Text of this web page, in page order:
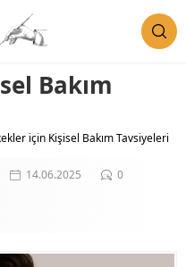
Bakım
için Kişisel Bakım Tavsiyeleri
14.06.2025 0